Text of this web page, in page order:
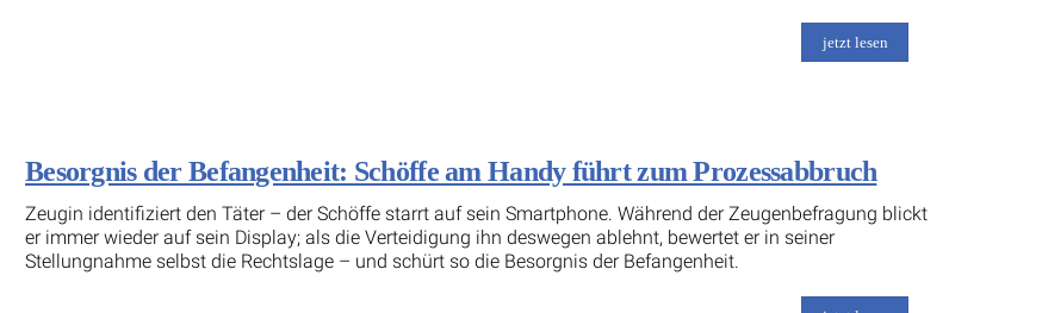
jetzt lesen
Besorgnis der Befangenheit: Schöffe am Handy führt zum Prozessabbruch
Zeugin identifiziert den Täter – der Schöffe starrt auf sein Smartphone. Während der Zeugenbefragung blickt
er immer wieder auf sein Display; als die Verteidigung ihn deswegen ablehnt, bewertet er in seiner
Stellungnahme selbst die Rechtslage – und schürt so die Besorgnis der Befangenheit.